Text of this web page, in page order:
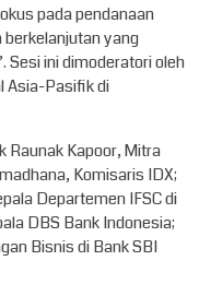
pada pendanaan
yang
Sesi ini dimoderatori oleh
Asia-Pasifik di
Raunak Kapoor, Mitra
Komisaris IDX;
Departemen IFSC di
DBS Bank Indonesia;
Bisnis di Bank SBI